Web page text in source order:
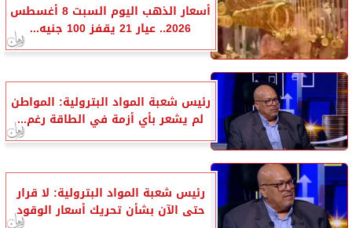
أسعار الذهب اليوم السبت 8 أغسطس
2026.. عيار 21 يقفز 100 جنيه...
رئيس شعبة المواد البترولية: المواطن
لم يشعر بأي أزمة في الطاقة رغم...
رئيس شعبة المواد البترولية: لا قرار
حتى الآن بشأن تحريك أسعار الوقود